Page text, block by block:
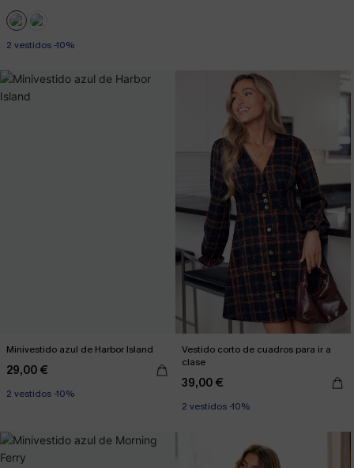
2 vestidos -10%
Minivestido azul de Harbor Island
29,00 €
2 vestidos -10%
Vestido corto de cuadros para ir a
clase
39,00 €
2 vestidos -10%